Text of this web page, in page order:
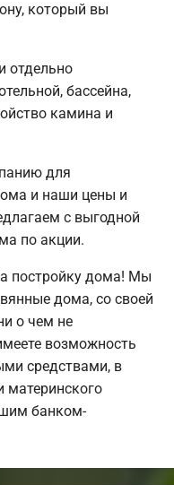
который вы
отдельно
бассейна,
камина и
для
и наши цены и
с выгодной
по акции.
постройку дома! Мы
дома, со своей
о чем не
возможность
средствами, в
материнского
банком-